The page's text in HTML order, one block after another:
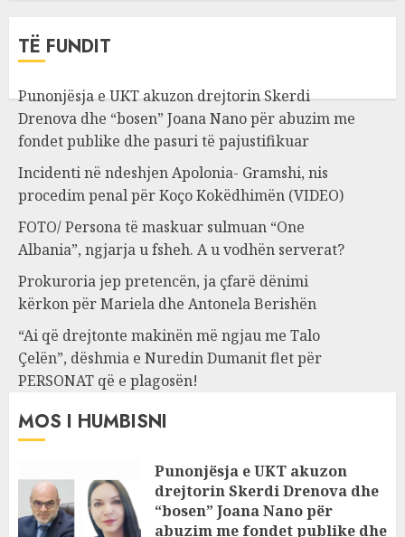
TË FUNDIT
Punonjësja e UKT akuzon drejtorin Skerdi
Drenova dhe “bosen” Joana Nano për abuzim me
fondet publike dhe pasuri të pajustifikuar
Incidenti në ndeshjen Apolonia- Gramshi, nis
procedim penal për Koço Kokëdhimën (VIDEO)
FOTO/ Persona të maskuar sulmuan “One
Albania”, ngjarja u fsheh. A u vodhën serverat?
Prokuroria jep pretencën, ja çfarë dënimi
kërkon për Mariela dhe Antonela Berishën
“Ai që drejtonte makinën më ngjau me Talo
Çelën”, dëshmia e Nuredin Dumanit flet për
PERSONAT që e plagosën!
MOS I HUMBISNI
Punonjësja e UKT akuzon
drejtorin Skerdi Drenova dhe
“bosen” Joana Nano për
abuzim me fondet publike dhe